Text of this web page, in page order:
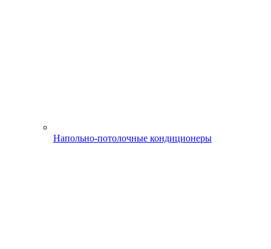
Напольно-потолочные кондиционеры